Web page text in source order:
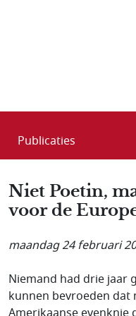
Publicaties
Niet Poetin,
voor de
maandag 24 februari
Niemand had drie jaar
kunnen bevroeden dat